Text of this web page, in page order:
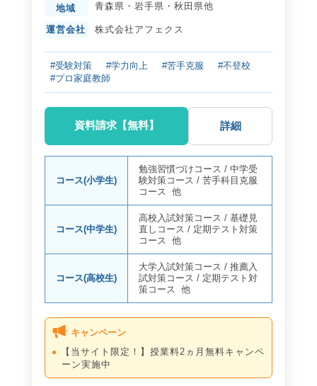
地域 青森県 ・ 岩手県 ・ 秋田県他
運営会社 株式会社アフェクス
#受験対策 #学力向上 #苦手克服
#不登校
#プロ家庭教師
資料請求【無料】 詳細
コース(小学生)
勉強習慣づけコース /中学受
験対策コース /苦手科目克服
コース 他
コース(中学生)
高校入試対策コース /基礎見
直しコース /定期テスト対策
コース 他
コース(高校生)
大学入試対策コース /推薦入
試対策コース /定期テスト対
策コース 他
キャンペーン
【当サイト限定！】授業料2ヵ月無料キャンペ
ーン実施中